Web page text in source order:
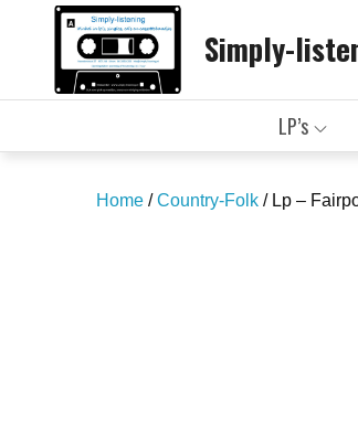
Simply-
LP’s
Home /Country-Folk / Lp –